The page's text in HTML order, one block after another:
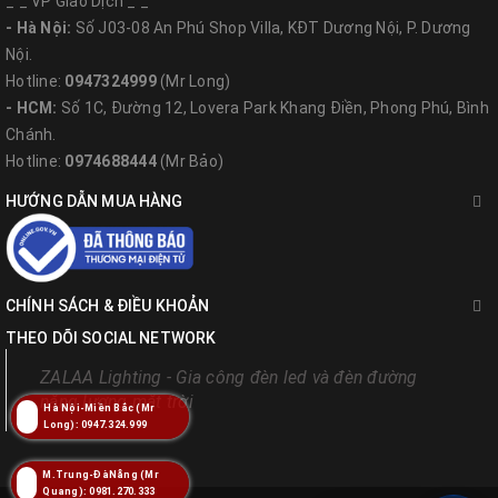
- Hà Nội: Số J03-08 An Phú Shop Villa, KĐT Dương Nội, P. Dương
Nội.
Hotline: 0947324999(Mr Long)
- HCM: Số 1C, Đường 12, Lovera Park Khang Điền, Phong Phú, Bình
Chánh.
Hotline: 0974688444(Mr Bảo)
HƯỚNG DẪN MUA HÀNG
CHÍNH SÁCH & ĐIỀU KHOẢN
THEO DÕI SOCIAL NETWORK
ZALAA Lighting - Gia công đèn led và đèn đường
năng lượng mặt trời
Hà Nội-Miền Bắc (Mr
Long): 0947.324.999
M.Trung-ĐàNẵng (Mr
Quang): 0981.270.333